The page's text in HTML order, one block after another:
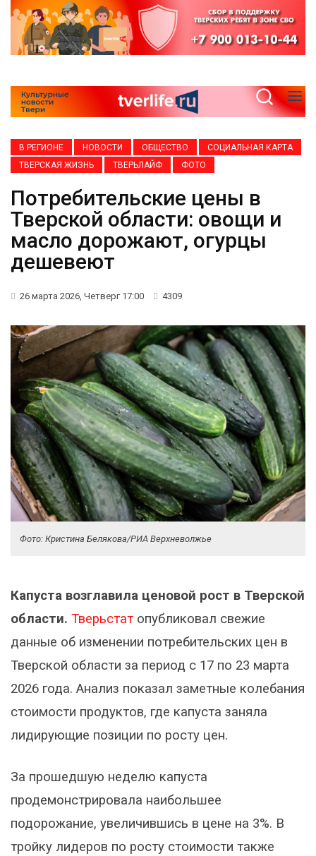
В РЕГИОНЕ НОВОСТИ ОБЩЕСТВО
СОЦИАЛЬНАЯ КАРТА
ТВЕРСКАЯ ЖИЗНЬ
ТВЕРЬЛАЙФ ФОТО
Потребительские цены в
Тверской области: овощи и
масло дорожают, огурцы
дешевеют
26 марта 2026, Четверг 17:00 4309
Фото: Кристина Белякова/РИА Верхневолжье
Капуста возглавила ценовой рост в Тверской
области. Тверьстат опубликовал свежие
данные об изменении потребительских цен в
Тверской области за период с 17 по 23 марта
2026 года. Анализ показал заметные колебания
стоимости продуктов, где капуста заняла
лидирующие позиции по росту цен.
За прошедшую неделю капуста
продемонстрировала наибольшее
подорожание, увеличившись в цене на 3%. В
тройку лидеров по росту стоимости также